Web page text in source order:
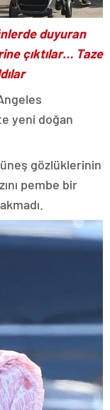
duyuran
çıktılar… Taze
yeni doğan
gözlüklerinin
pembe bir